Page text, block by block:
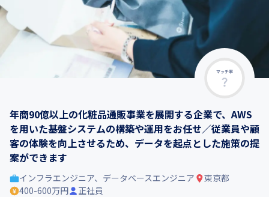
マッチ率
年商90億以上の化粧品通販事業を展開する企業で、AWS
を用いた基盤システムの構築や運用をお任せ／従業員や顧
客の体験を向上させるため、データを起点とした施策の提
案ができます
インフラエンジニア、データベースエンジニア
東京都
400-600万円
正社員